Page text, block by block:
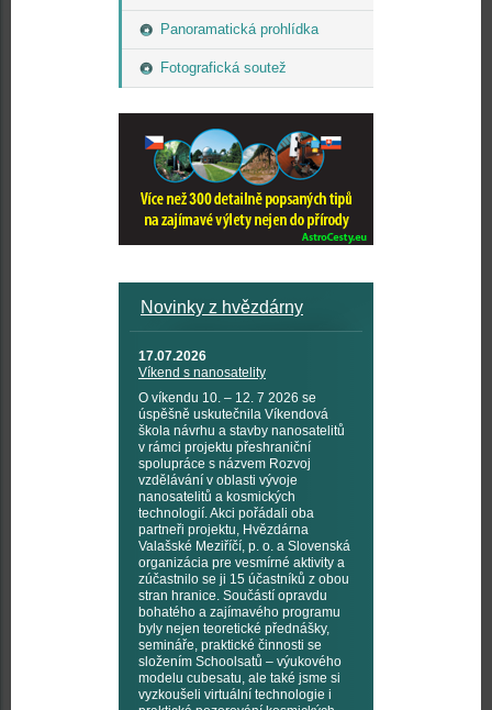
Panoramatická prohlídka
Fotografická soutež
Novinky z hvězdárny
17.07.2026
Víkend s nanosatelity
O víkendu 10. – 12. 7 2026 se
úspěšně uskutečnila Víkendová
škola návrhu a stavby nanosatelitů
v rámci projektu přeshraniční
spolupráce s názvem Rozvoj
vzdělávání v oblasti vývoje
nanosatelitů a kosmických
technologií. Akci pořádali oba
partneři projektu, Hvězdárna
Valašské Meziříčí, p. o. a Slovenská
organizácia pre vesmírné aktivity a
zúčastnilo se ji 15 účastníků z obou
stran hranice. Součástí opravdu
bohatého a zajímavého programu
byly nejen teoretické přednášky,
semináře, praktické činnosti se
složením Schoolsatů – výukového
modelu cubesatu, ale také jsme si
vyzkoušeli virtuální technologie i